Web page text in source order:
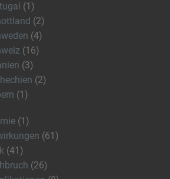
(1)
(2)
(4)
(16)
(3)
(2)
(1)
(1)
(61)
(41)
(26)